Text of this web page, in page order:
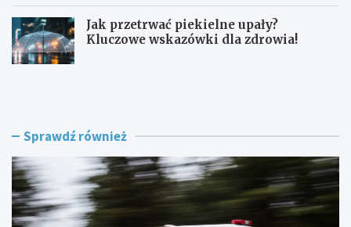
Jak przetrwać piekielne upały?
Kluczowe wskazówki dla zdrowia!
L
K
t
o
w
i
F
w
l
K
-
P
Sprawdź również